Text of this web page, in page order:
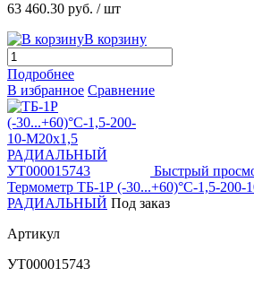
63 460.30 руб. / шт
В корзину
Подробнее
В избранное Сравнение
Быстрый
Термометр ТБ-1Р (-30...+60)°С-1,5-200-
РАДИАЛЬНЫЙ Под заказ
Артикул
УТ000015743